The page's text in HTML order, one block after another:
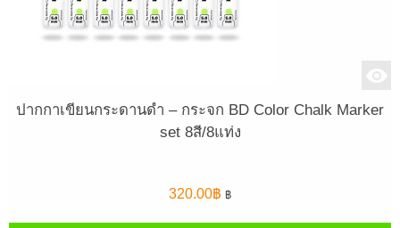
ปากกาเขียนกระดานดำ – กระจก BD Color Chalk Marker
set 8สี/8แท่ง
320.00฿ ฿